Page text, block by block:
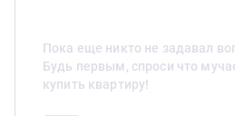
Пока еще никто не задавал
Будь первым, спроси что
купить квартиру!